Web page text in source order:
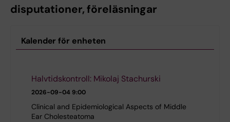
disputationer, föreläsningar
Kalender för enheten
Halvtidskontroll: Mikolaj Stachurski
2026-09-04 9:00
Clinical and Epidemiological Aspects of Middle
Ear Cholesteatoma